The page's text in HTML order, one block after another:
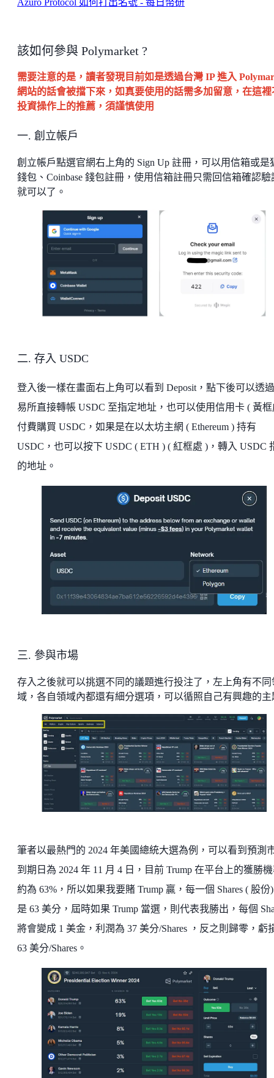
該如何參與 Polymarket ?
需要注意的是，讀者發現目前如是透過台灣 IP 進入
網站的話會被擋下來，如真要使用的話需多加留意，在這裡
投資操作上的推薦，須謹慎使用
一. 創立帳戶
創立帳戶點選官網右上角的 Sign Up 註冊，可以用信箱或是
錢包、Coinbase 錢包註冊，使用信箱註冊只需回信箱確認驗
就可以了。
二. 存入 USDC
登入後一樣在畫面右上角可以看到 Deposit，點下後可以透
易所直接轉帳 USDC 至指定地址，也可以使用信用卡 ( 黃框
付費購買 USDC，如果是在以太坊主網 ( Ethereum ) 持有
USDC，也可以按下 USDC ( ETH ) ( 紅框處 )，轉入 USDC
的地址。
三. 參與市場
存入之後就可以挑選不同的議題進行投注了，左上角有不同
域，各自領域內都還有細分選項，可以循照自己有興趣的主
筆者以最熱門的 2024 年美國總統大選為例，可以看到預測
到期日為 2024 年 11 月 4 日，目前 Trump 在平台上的獲勝
約為 63%，所以如果我要賭 Trump 贏，每一個 Shares ( 股份
是 63 美分，屆時如果 Trump 當選，則代表我勝出，每個
將會變成 1 美金，利潤為 37 美分/Shares ，反之則歸零，虧
63 美分/Shares。